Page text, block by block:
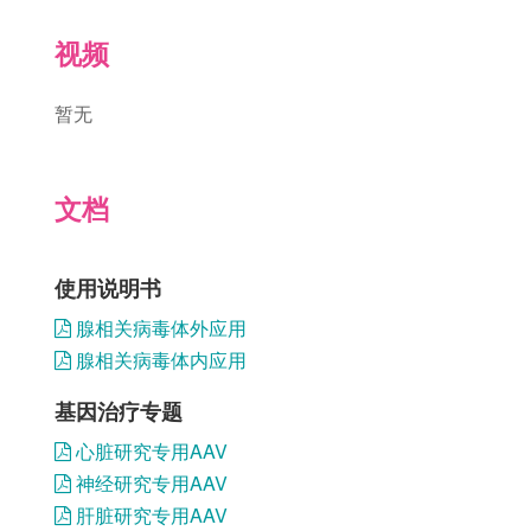
视频
暂无
文档
使用说明书
腺相关病毒体外应用
腺相关病毒体内应用
基因治疗专题
心脏研究专用AAV
神经研究专用AAV
肝脏研究专用AAV